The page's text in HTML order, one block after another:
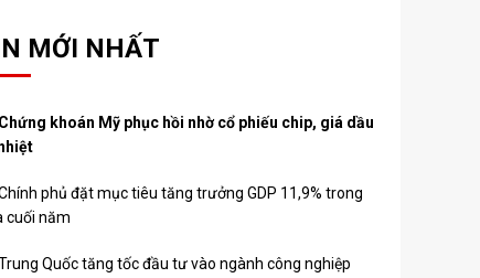
MỚI NHẤT
Chứng khoán Mỹ phục hồi nhờ cổ phiếu chip, giá dầu
phủ đặt mục tiêu tăng trưởng GDP 11,9% trong
cuối năm
Quốc tăng tốc đầu tư vào ngành công nghiệp